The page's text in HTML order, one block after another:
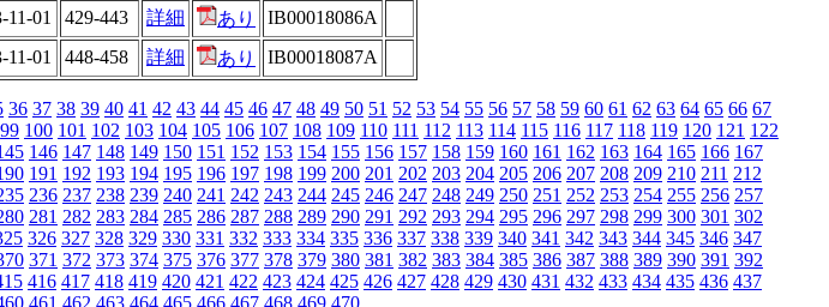
11-01 429-443 詳細 あり
IB00018086A
11-01 448-458 詳細 あり IB00018087A
36 37 38 39 40 41 42 43 44 45 46 47 48 49 50 51 52 53 54 55 56 57 58 59 60 61 62 63 64 65 66 67
99 100 101 102 103 104 105 106 107 108 109 110 111 112 113 114 115 116 117 118 119 120 121 122
146 147 148 149 150 151 152 153 154 155 156 157 158 159 160 161 162 163 164 165 166 167
191 192 193 194 195 196 197 198 199 200 201 202 203 204 205 206 207 208 209 210 211 212
236 237 238 239 240 241 242 243 244 245 246 247 248 249 250 251 252 253 254 255 256 257
281 282 283 284 285 286 287 288 289 290 291 292 293 294 295 296 297 298 299 300 301 302
326 327 328 329 330 331 332 333 334 335 336 337 338 339 340 341 342 343 344 345 346 347
371 372 373 374 375 376 377 378 379 380 381 382 383 384 385 386 387 388 389 390 391 392
416 417 418 419 420 421 422 423 424 425 426 427 428 429 430 431 432 433 434 435 436 437
461 462 463 464 465 466 467 468 469 470